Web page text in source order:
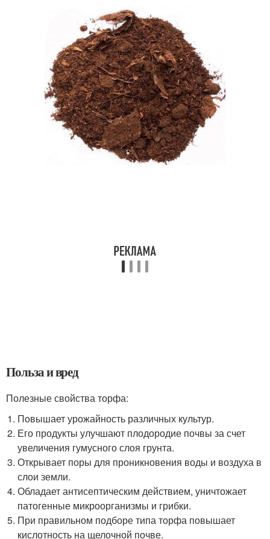
Польза и вред
Полезные свойства торфа:
Повышает урожайность различных культур.
Его продукты улучшают плодородие почвы за счет
увеличения гумусного слоя грунта.
Открывает поры для проникновения воды и воздуха в
слои земли.
Обладает антисептическим действием, уничтожает
патогенные микроорганизмы и грибки.
При правильном подборе типа торфа повышает
кислотность на щелочной почве.